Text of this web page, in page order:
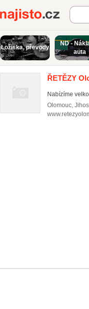
Ložiska, převody
ND -
auta
ŘETĚZY
Nabízíme
Olomouc,